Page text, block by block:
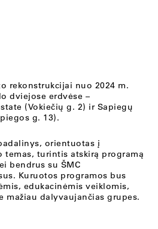
rekonstrukcijai nuo 2024 m.
dviejose erdvėse –
(Vokiečių g. 2) ir Sapiegų
g. 13).
orientuotas į
temas, turintis atskirą programą
bendrus su ŠMC
Kuruotos programos bus
edukacinėmis veiklomis,
dalyvaujančias grupes.